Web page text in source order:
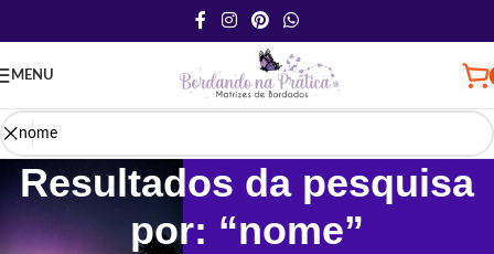
MENU
Resultados da pesquisa
por: “nome”